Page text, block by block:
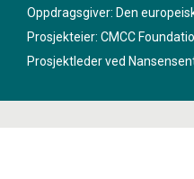
Oppdragsgiver: Den
Prosjekteier: CMCC
Prosjektleder ved